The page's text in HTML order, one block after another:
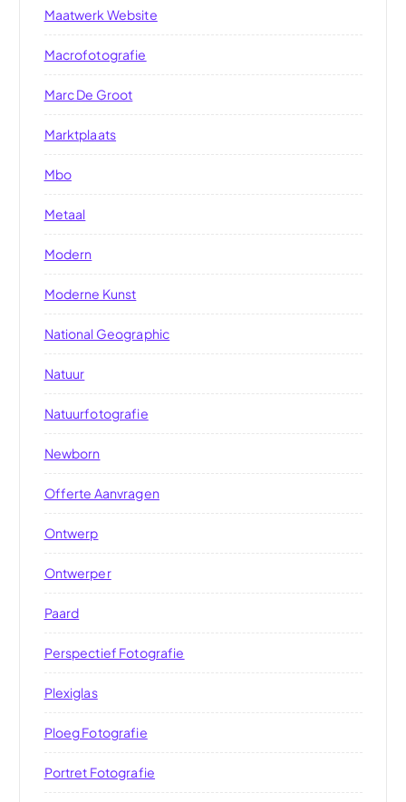
Maatwerk Website
Macrofotografie
Marc De Groot
Marktplaats
Mbo
Metaal
Modern
Moderne Kunst
National Geographic
Natuur
Natuurfotografie
Newborn
Offerte Aanvragen
Ontwerp
Ontwerper
Paard
Perspectief Fotografie
Plexiglas
Ploeg Fotografie
Portret Fotografie